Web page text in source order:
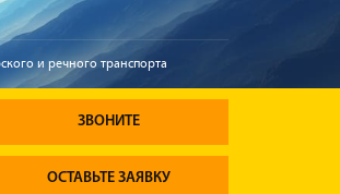
и речного транспорта
ЗВОНИТЕ
ОСТАВЬТЕ ЗАЯВКУ